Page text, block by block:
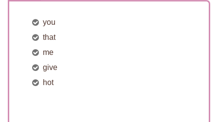
you
that
me
give
hot